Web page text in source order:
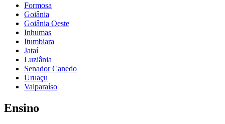
Formosa
Goiânia
Goiânia Oeste
Inhumas
Itumbiara
Jataí
Luziânia
Senador Canedo
Uruaçu
Valparaíso
Ensino